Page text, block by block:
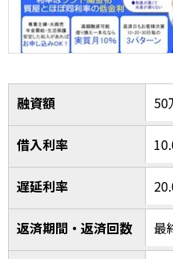
融資額 50
借入利率
遅延利率
返済期間・返済回数 最